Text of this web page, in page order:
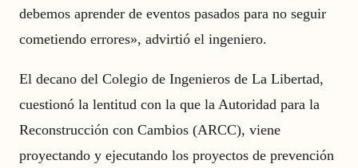
debemos aprender de eventos pasados para no seguir
cometiendo errores», advirtió el ingeniero.
El decano del Colegio de Ingenieros de La Libertad,
cuestionó la lentitud con la que la Autoridad para la
Reconstrucción con Cambios (ARCC), viene
proyectando y ejecutando los proyectos de prevención